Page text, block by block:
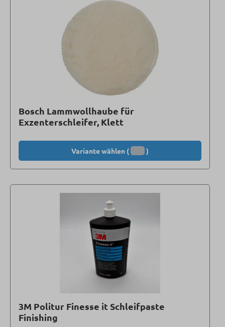
Bosch Lammwollhaube für
Exzenterschleifer, Klett
Variante wählen ( )
3M Politur Finesse it Schleifpaste
Finishing